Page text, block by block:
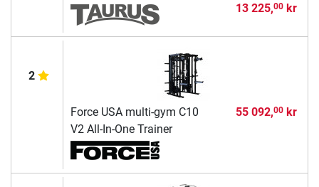
13 225,00kr
2
Force USA multi-gym C10
V2 All-In-One Trainer
55 092,00kr